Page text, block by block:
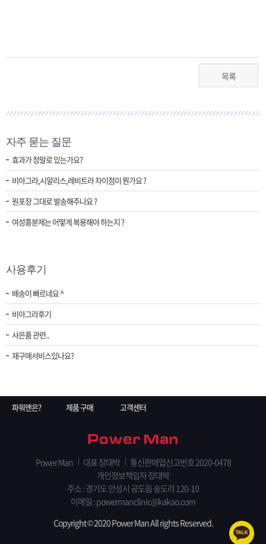
목록
자주 묻는 질문
효과가 정말로 있는가요?
비아그라,시알리스,레비트라 차이점이 뭔가요 ?
원포장 그대로 발송해주나요 ?
여성흥분제는 어떻게 복용해야 하는지 ?
사용후기
배송이 빠르네요 ^
비아그라후기
사은품 관련..
재구매서비스있나요?
파워맨은? 제품 구매 고객센터
Power Man 대표 장대박
통신판매업신고번호 2020-0478
개인정보책임자 장대박
주소 : 경기도 안성시 공도읍 숭도리 120-10
이메일 : powermanclinic@kakao.com
Copyright © 2020 Power Man All rights Reserved.